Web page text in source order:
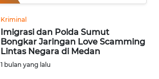
Kriminal
Imigrasi dan Polda Sumut
Bongkar Jaringan Love Scamming
Lintas Negara di Medan
1 bulan yang lalu